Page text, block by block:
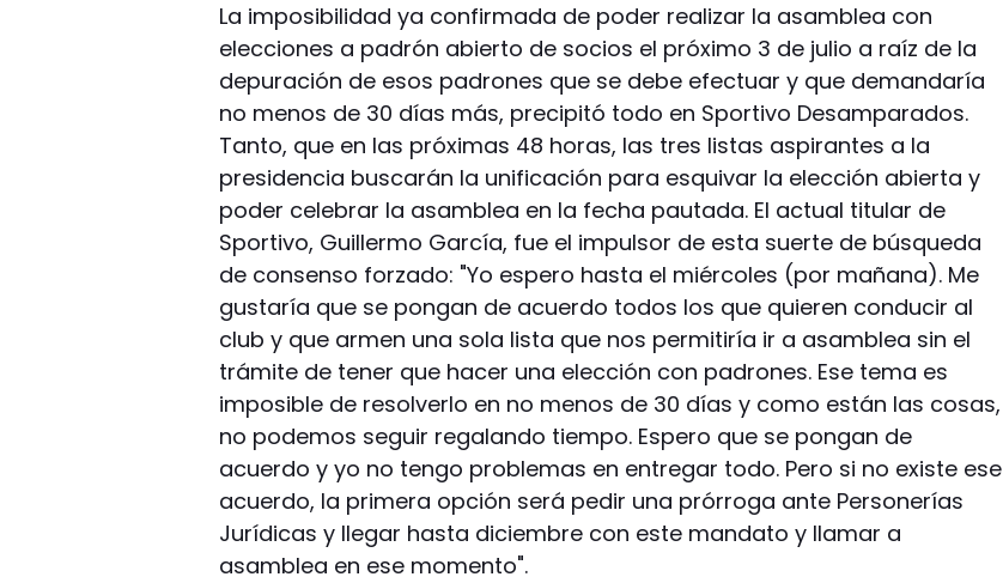
La imposibilidad ya confirmada de poder realizar la asamblea con
elecciones a padrón abierto de socios el próximo 3 de julio a raíz de la
depuración de esos padrones que se debe efectuar y que demandaría
no menos de 30 días más, precipitó todo en Sportivo Desamparados.
Tanto, que en las próximas 48 horas, las tres listas aspirantes a la
presidencia buscarán la unificación para esquivar la elección abierta y
poder celebrar la asamblea en la fecha pautada. El actual titular de
Sportivo, Guillermo García, fue el impulsor de esta suerte de búsqueda
de consenso forzado: "Yo espero hasta el miércoles (por mañana). Me
gustaría que se pongan de acuerdo todos los que quieren conducir al
club y que armen una sola lista que nos permitiría ir a asamblea sin el
trámite de tener que hacer una elección con padrones. Ese tema es
imposible de resolverlo en no menos de 30 días y como están las cosas,
no podemos seguir regalando tiempo. Espero que se pongan de
acuerdo y yo no tengo problemas en entregar todo. Pero si no existe ese
acuerdo, la primera opción será pedir una prórroga ante Personerías
Jurídicas y llegar hasta diciembre con este mandato y llamar a
asamblea en ese momento".